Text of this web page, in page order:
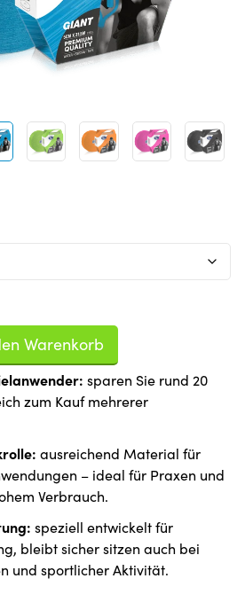
Warenkorb
sparen Sie rund 20
zum Kauf mehrerer
ausreichend Material für
– ideal für Praxen und
Verbrauch.
speziell entwickelt für
bleibt sicher sitzen auch bei
und sportlicher Aktivität.